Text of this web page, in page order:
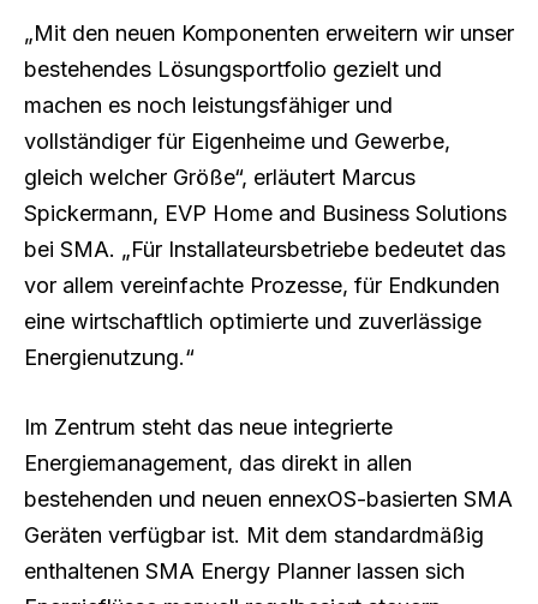
„Mit den neuen Komponenten erweitern wir unser
bestehendes Lösungsportfolio gezielt und
machen es noch leistungsfähiger und
vollständiger für Eigenheime und Gewerbe,
gleich welcher Größe“, erläutert Marcus
Spickermann, EVP Home and Business Solutions
bei SMA. „Für Installateursbetriebe bedeutet das
vor allem vereinfachte Prozesse, für Endkunden
eine wirtschaftlich optimierte und zuverlässige
Energienutzung.“
Im Zentrum steht das neue integrierte
Energiemanagement, das direkt in allen
bestehenden und neuen ennexOS-basierten SMA
Geräten verfügbar ist. Mit dem standardmäßig
enthaltenen SMA Energy Planner lassen sich